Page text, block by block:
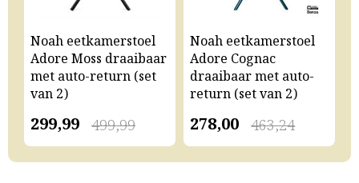
Noah eetkamerstoel
Adore Moss draaibaar
met auto-return (set
van 2)
499,99
299,99
Noah eetkamerstoel
Adore Cognac
draaibaar met auto-
return (set van 2)
463,24
278,00